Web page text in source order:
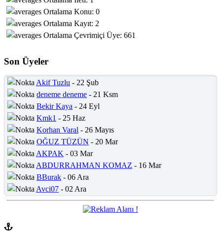
Ortalama Konu: 0
Ortalama Kayıt: 2
Ortalama Çevrimiçi Üye: 661
Son Üyeler
Akif Tuzlu - 22 Şub
deneme deneme - 21 Ksm
Bekir Kaya - 24 Eyl
Kmk1 - 25 Haz
Korhan Varal - 26 Mayıs
OĞUZ TÜZÜN - 20 Mar
AKPAK - 03 Mar
ABDURRAHMAN KOMAZ - 16 Mar
BBurak - 06 Ara
Avci07 - 02 Ara